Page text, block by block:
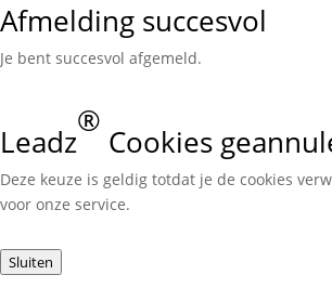
Afmelding succesvol
Je bent succesvol afgemeld.
Leadz
®
Cookies
Deze keuze is geldig totdat je de cookies
voor onze service.
Sluiten